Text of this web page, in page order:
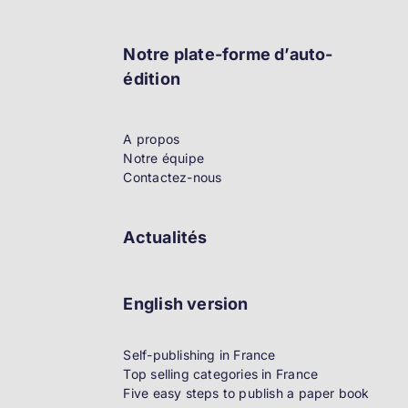
Notre plate-forme d’auto-
édition
A propos
Notre équipe
Contactez-nous
Actualités
English version
Self-publishing in France
Top selling categories in France
Five easy steps to publish a paper book